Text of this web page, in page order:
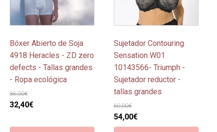
Bóxer Abierto de Soja
4918 Heracles - ZD zero
defects - Tallas grandes
- Ropa ecológica
36,00€
El
original
32,40€El
actual
Las
opciones
pueden
elegir
en
la
página
de
Sujetador Contouring
Sensation W01
10143566- Triumph -
Sujetador reductor -
tallas grandes
60,00€
El
precio
54,00€El
precio
opciones
pueden
elegir
en
la
página
de
producto